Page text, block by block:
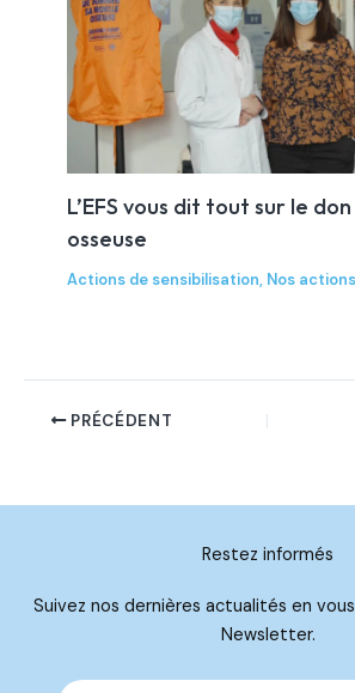
L’EFS vous dit tout sur le
osseuse
Actions de sensibilisation, Nos actions
PRÉCÉDENT
Restez informés
Suivez nos dernières actualités en
Newsletter.